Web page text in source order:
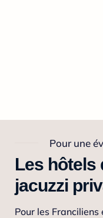
Pour une
Les hôtels
jacuzzi
Pour les Franciliens